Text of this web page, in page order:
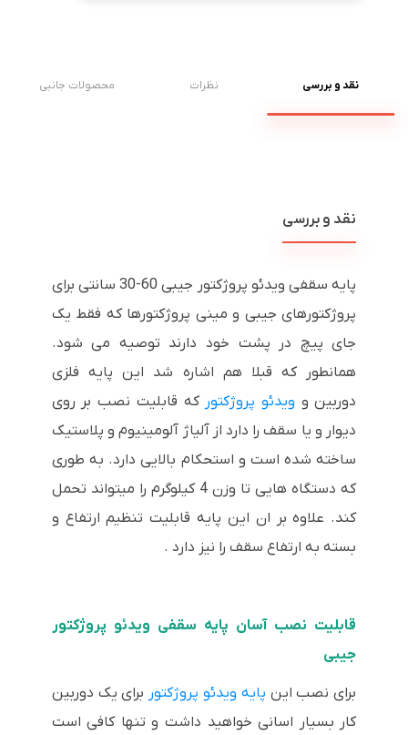
نقد و بررسی نظرات محصولات جانبی
نقد و بررسی
پایه سقفی ویدئو پروژکتور جیبی 60-30 سانتی برای
پروژکتورهای جیبی و مینی پروژکتورها که فقط یک
جای پیچ در پشت خود دارند توصیه می شود.
همانطور که قبلا هم اشاره شد این پایه فلزی
دوربین و ویدئو پروژکتور که قابلیت نصب بر روی
دیوار و یا سقف را دارد از آلیاژ آلومینیوم و پلاستیک
ساخته شده است و استحکام بالایی دارد. به طوری
که دستگاه هایی تا وزن 4 کیلوگرم را میتواند تحمل
کند. علاوه بر ان این پایه قابلیت تنظیم ارتفاع و
بسته به ارتفاع سقف را نیز دارد .
قابلیت نصب آسان پایه سقفی ویدئو پروژکتور
جیبی
برای نصب این پایه ویدئو پروژکتور برای یک دوربین
کار بسیار اسانی خواهید داشت و تنها کافی است